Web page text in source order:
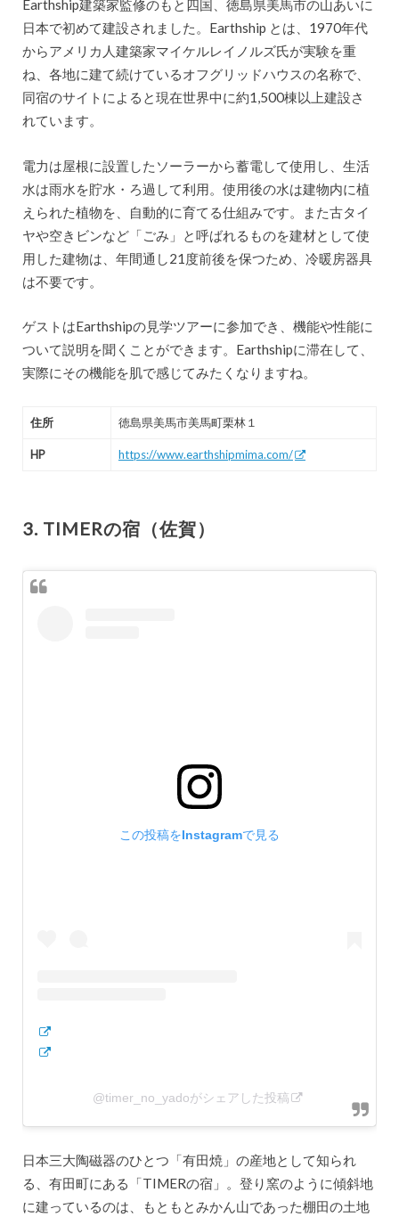
Earthship建築家監修のもと四国、徳島県美馬市の山あいに
日本で初めて建設されました。Earthship とは、1970年代
からアメリカ人建築家マイケルレイノルズ氏が実験を重
ね、各地に建て続けているオフグリッドハウスの名称で、
同宿のサイトによると現在世界中に約1,500棟以上建設さ
れています。
電力は屋根に設置したソーラーから蓄電して使用し、生活
水は雨水を貯水・ろ過して利用。使用後の水は建物内に植
えられた植物を、自動的に育てる仕組みです。また古タイ
ヤや空きビンなど「ごみ」と呼ばれるものを建材として使
用した建物は、年間通し21度前後を保つため、冷暖房器具
は不要です。
ゲストはEarthshipの見学ツアーに参加でき、機能や性能に
ついて説明を聞くことができます。Earthshipに滞在して、
実際にその機能を肌で感じてみたくなりますね。
住所 徳島県美馬市美馬町栗林１
HP https://www.earthshipmima.com/
3. TIMERの宿（佐賀）
この投稿をInstagramで見る
@timer_no_yadoがシェアした投稿
日本三大陶磁器のひとつ「有田焼」の産地として知られ
る、有田町にある「TIMERの宿」。登り窯のように傾斜地
に建っているのは、もともとみかん山であった棚田の土地